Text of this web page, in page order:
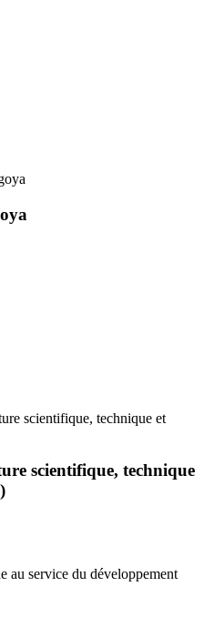
scientifique, technique et
scientifique, technique
au service du développement